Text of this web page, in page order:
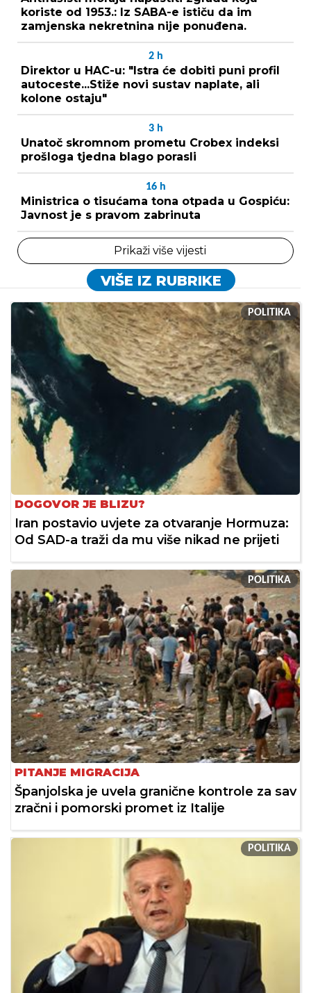
koriste od 1953.: Iz SABA-e ističu da im
zamjenska nekretnina nije ponuđena.
2 h
Direktor u HAC-u: "Istra će dobiti puni profil
autoceste...Stiže novi sustav naplate, ali
kolone ostaju"
3 h
Unatoč skromnom prometu Crobex indeksi
prošloga tjedna blago porasli
16 h
Ministrica o tisućama tona otpada u Gospiću:
Javnost je s pravom zabrinuta
Prikaži više vijesti
VIŠE IZ RUBRIKE
POLITIKA
DOGOVOR JE BLIZU?
Iran postavio uvjete za otvaranje Hormuza:
Od SAD-a traži da mu više nikad ne prijeti
POLITIKA
PITANJE MIGRACIJA
Španjolska je uvela granične kontrole za sav
zračni i pomorski promet iz Italije
POLITIKA